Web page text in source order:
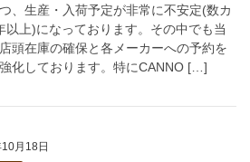
、生産・入荷予定が非常に不安定(数カ
以上)になっております。その中でも当
頭在庫の確保と各メーカーへの予約を
化しております。特にCANNO […]
月18日